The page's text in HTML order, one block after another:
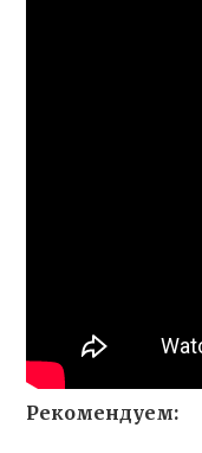
Рекомендуем: